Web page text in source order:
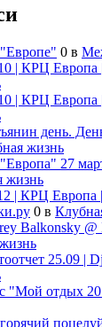
0 в
| КРЦ Европа
| КРЦ Европа
день.
жизнь
27
жизнь
| КРЦ Европа
0 в
Balkonsky @
25.09 |
"Мой отдых